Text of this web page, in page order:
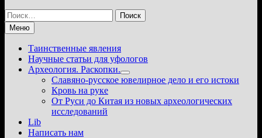
Найти:
Меню
Таинственные явления
Научные статьи для уфологов
Археология. Раскопки.
Показать
подменю
Славяно-русское ювелирное дело и его истоки
Кровь на руке
От Руси до Китая из новых археологических
исследований
Lib
Написать нам